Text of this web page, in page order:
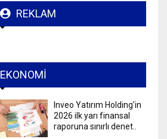
REKLAM
EKONOMI
Inveo Yatırım Holding'in
2026 ilk yarı finansal
raporuna sınırlı denet..